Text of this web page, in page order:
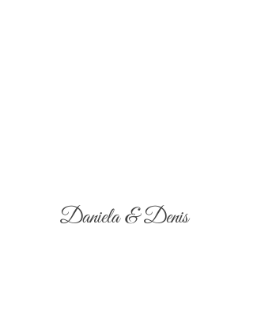
Daniela & Denis